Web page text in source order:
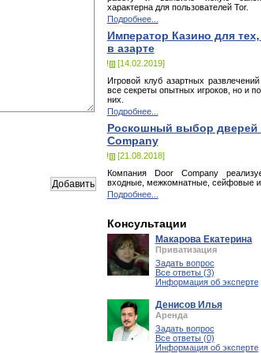
характерна для пользователей Tor.
Подробнее...
Император Казино для тех,
в азарте
[14.02.2019]
Игровой клуб азартных
все секреты опытных игроков, но и
них.
Подробнее...
Роскошный выбор дверей
Company
[21.08.2018]
Компания Door Company
входные, межкомнатные, сейфовые и
Подробнее...
Консультации
Макарова Екатерина
Приватизация
Задать вопрос
Все ответы (3)
Информация об эксперте
Денисов Илья
Аренда
Задать вопрос
Все ответы (0)
Информация об эксперте